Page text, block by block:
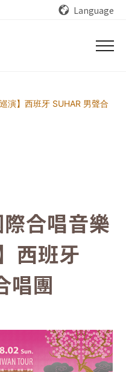
Language
演】西班牙 SUHAR 男聲合
合唱音樂
西班牙
唱團
段